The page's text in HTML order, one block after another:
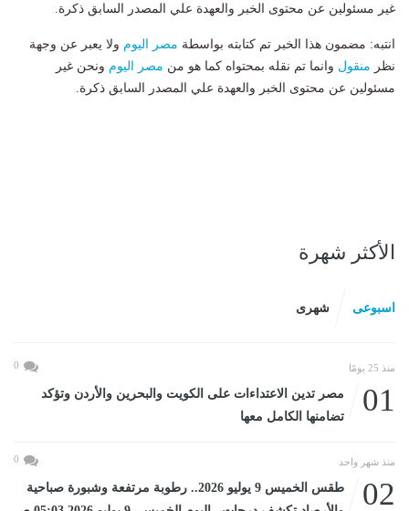
غير مسئولين عن محتوى الخبر والعهدة علي المصدر السابق ذكرة.
انتبه: مضمون هذا الخبر تم كتابته بواسطة مصر اليوم ولا يعبر عن وجهة
نظر منقول وانما تم نقله بمحتواه كما هو من مصر اليوم ونحن غير
مسئولين عن محتوى الخبر والعهدة علي المصدر السابق ذكرة.
الأكثر شهرة
اسبوعى شهرى
منذ 25 يومًا 0
01
مصر تدين الاعتداءات على الكويت والبحرين والأردن وتؤكد
تضامنها الكامل معها
منذ شهر واحد 0
02
طقس الخميس 9 يوليو 2026.. رطوبة مرتفعة وشبورة صباحية